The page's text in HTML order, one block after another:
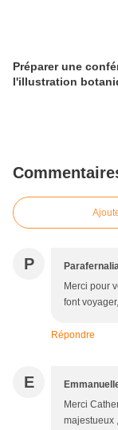
Préparer une
l'illustration
P
Merci pour
font
Répondre
E
Merci
majestueux